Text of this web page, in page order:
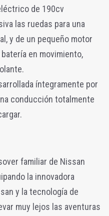
de 190cv
las ruedas para una
y de un pequeño motor
en movimiento,
íntegramente por
conducción totalmente
familiar de Nissan
la innovadora
y la tecnología de
muy lejos las aventuras